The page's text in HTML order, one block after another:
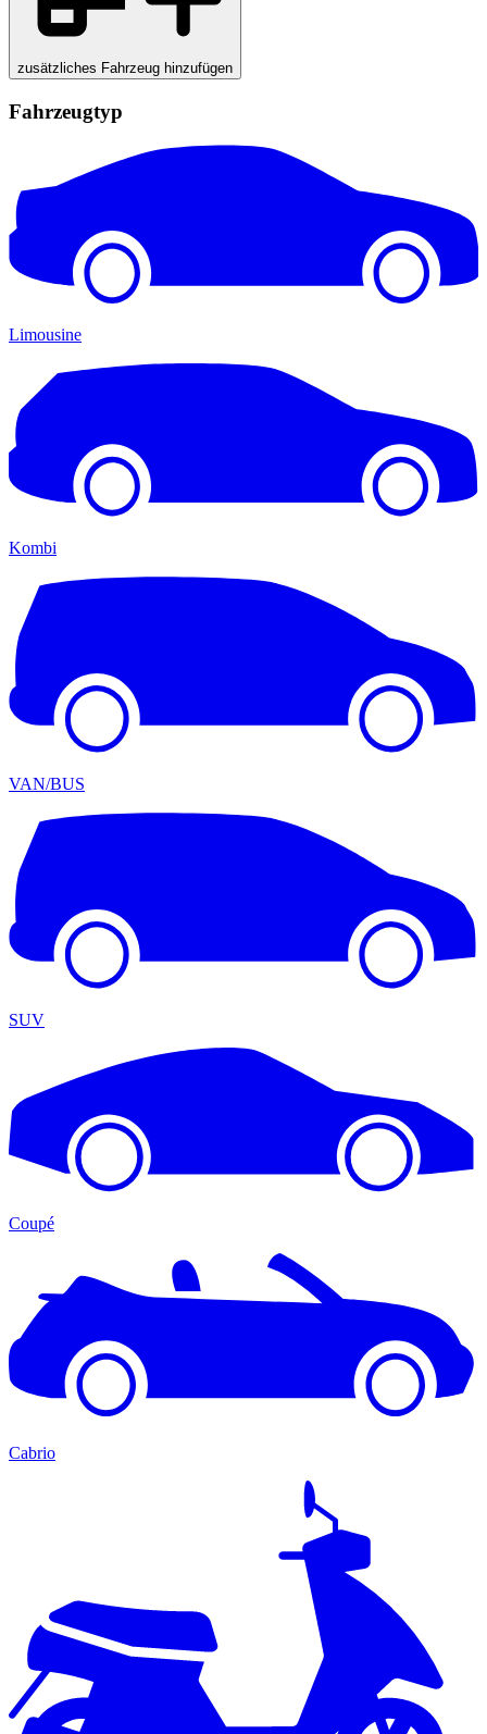
zusätzliches Fahrzeug hinzufügen
Fahrzeugtyp
Limousine
Kombi
VAN/BUS
SUV
Coupé
Cabrio